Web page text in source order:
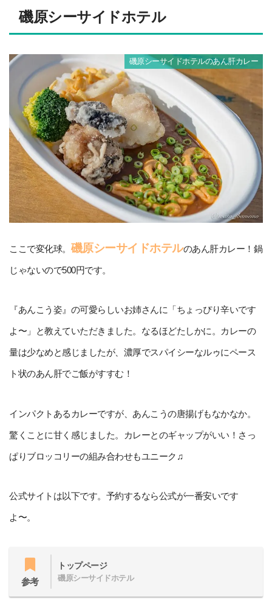
磯原シーサイドホテル
磯原シーサイドホテルのあん肝カレー
ここで変化球。 磯原シーサイドホテルのあん肝カレー！鍋
じゃないので500円です。
『あんこう姿』の可愛らしいお姉さんに「ちょっぴり辛いです
よ〜」と教えていただきました。なるほどたしかに。カレーの
量は少なめと感じましたが、濃厚でスパイシーなルゥにペース
ト状のあん肝でご飯がすすむ！
インパクトあるカレーですが、あんこうの唐揚げもなかなか。
驚くことに甘く感じました。カレーとのギャップがいい！さっ
ぱりブロッコリーの組み合わせもユニーク♫
公式サイトは以下です。予約するなら公式が一番安いです
よ〜。
参考
トップページ
磯原シーサイドホテル